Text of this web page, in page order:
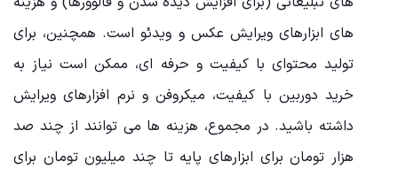
های ابزارهای ویرایش عکس و ویدئو است. همچنین، برای
تولید محتوای با کیفیت و حرفه ‌ای، ممکن است نیاز به
خرید دوربین با کیفیت، میکروفن و نرم ‌افزارهای ویرایش
داشته باشید. در مجموع، هزینه ‌ها می ‌توانند از چند صد
هزار تومان برای ابزارهای پایه تا چند میلیون تومان برای